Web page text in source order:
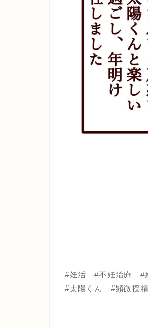
#妊活 #不妊治療 #
#太陽くん #顕微